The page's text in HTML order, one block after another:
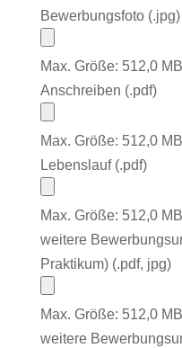
Bewerbungsfoto (.jpg)
Max. Größe: 512,0 MB
Anschreiben (.pdf)
Max. Größe: 512,0 MB
Lebenslauf (.pdf)
Max. Größe: 512,0 MB
weitere
Praktikum) (.pdf, jpg)
Max. Größe: 512,0 MB
weitere